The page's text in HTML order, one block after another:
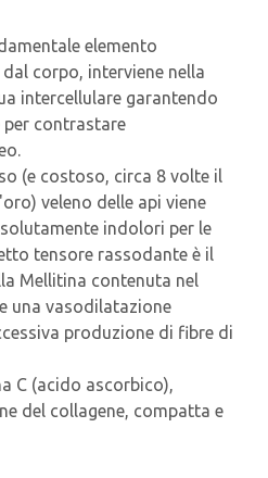
elemento
corpo, interviene nella
intercellulare garantendo
per contrastare
(e costoso, circa 8 volte il
veleno delle api viene
indolori per le
tensore rassodante è il
Mellitina contenuta nel
una vasodilatazione
produzione di fibre di
C (acido ascorbico),
del collagene, compatta e